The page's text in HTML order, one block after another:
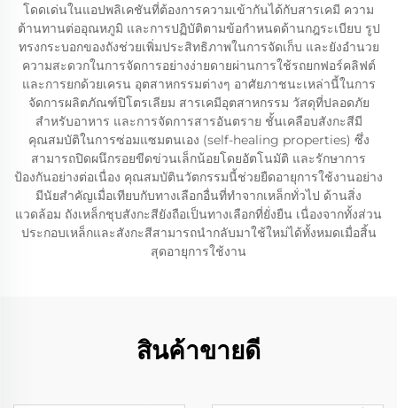
โดดเด่นในแอปพลิเคชันที่ต้องการความเข้ากันได้กับสารเคมี ความ
ต้านทานต่ออุณหภูมิ และการปฏิบัติตามข้อกำหนดด้านกฎระเบียบ รูป
ทรงกระบอกของถังช่วยเพิ่มประสิทธิภาพในการจัดเก็บ และยังอำนวย
ความสะดวกในการจัดการอย่างง่ายดายผ่านการใช้รถยกฟอร์คลิฟต์
และการยกด้วยเครน อุตสาหกรรมต่างๆ อาศัยภาชนะเหล่านี้ในการ
จัดการผลิตภัณฑ์ปิโตรเลียม สารเคมีอุตสาหกรรม วัสดุที่ปลอดภัย
สำหรับอาหาร และการจัดการสารอันตราย ชั้นเคลือบสังกะสีมี
คุณสมบัติในการซ่อมแซมตนเอง (self-healing properties) ซึ่ง
สามารถปิดผนึกรอยขีดข่วนเล็กน้อยโดยอัตโนมัติ และรักษาการ
ป้องกันอย่างต่อเนื่อง คุณสมบัตินวัตกรรมนี้ช่วยยืดอายุการใช้งานอย่าง
มีนัยสำคัญเมื่อเทียบกับทางเลือกอื่นที่ทำจากเหล็กทั่วไป ด้านสิ่ง
แวดล้อม ถังเหล็กชุบสังกะสียังถือเป็นทางเลือกที่ยั่งยืน เนื่องจากทั้งส่วน
ประกอบเหล็กและสังกะสีสามารถนำกลับมาใช้ใหม่ได้ทั้งหมดเมื่อสิ้น
สุดอายุการใช้งาน
สินค้าขายดี